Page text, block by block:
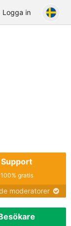
Logga in
Support
100% gratis
moderatorer